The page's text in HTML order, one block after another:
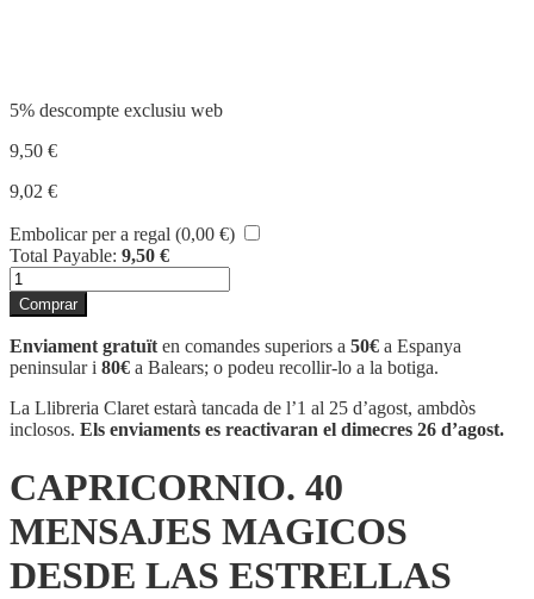
5% descompte exclusiu web
9,50 €
9,02 €
Embolicar per a regal (0,00 €)
Total Payable: 9,50 €
quantitat
de
CAPRICORNIO.
40
MENSAJES
MAGICOS
DESDE
LAS
Comprar
Enviament gratuït en comandes superiors a 50€ a Espanya
peninsular i 80€ a Balears; o podeu recollir-lo a la botiga.
La Llibreria Claret estarà tancada de l’1 al 25 d’agost, ambdòs
inclosos. Els enviaments es reactivaran el dimecres 26 d’agost.
CAPRICORNIO. 40
MENSAJES MAGICOS
DESDE LAS ESTRELLAS